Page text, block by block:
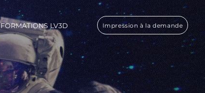
FORMATIONS LV3D Impression à la demande